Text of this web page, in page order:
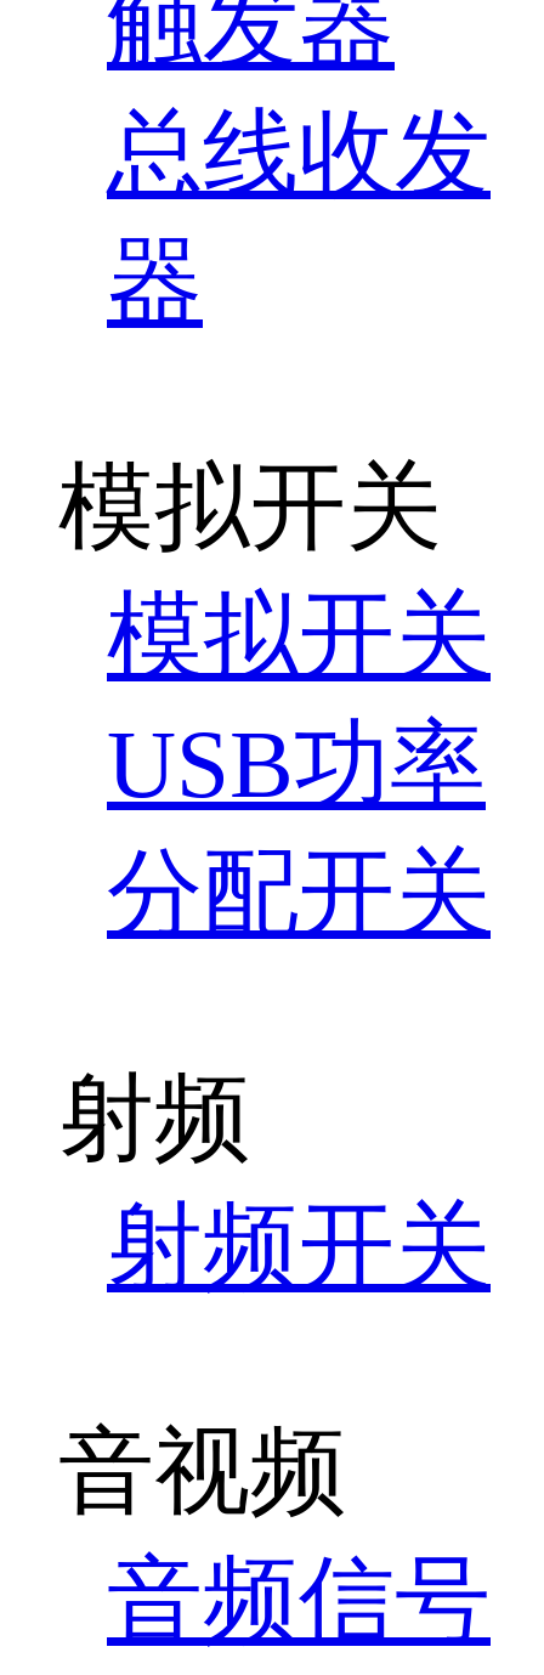
触发器
总线收发
器
模拟开关
模拟开关
USB功率
分配开关
射频
射频开关
音视频
音频信号